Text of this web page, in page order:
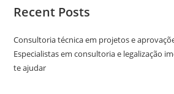
Recent Posts
Consultoria técnica em projetos e
Especialistas em consultoria e legalização
te ajudar